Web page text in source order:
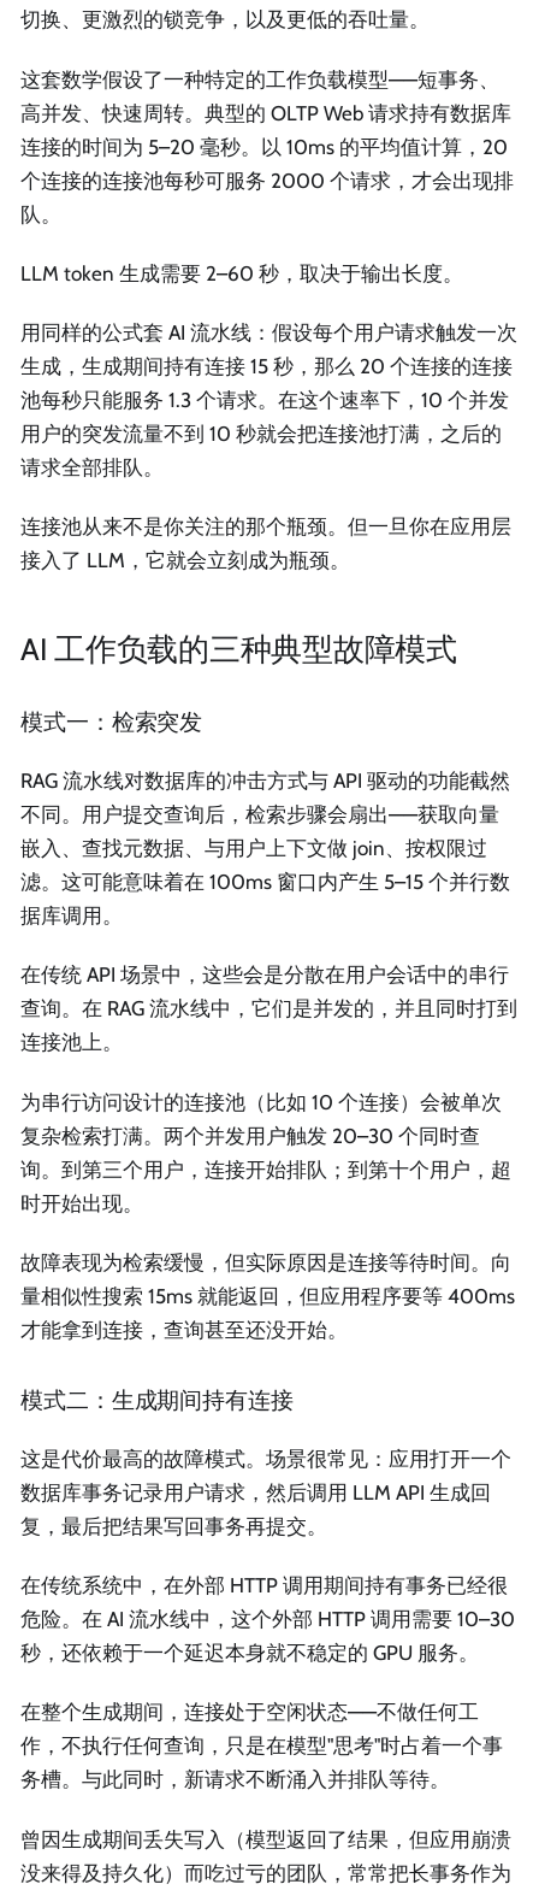
切换、更激烈的锁竞争，以及更低的吞吐量。
这套数学假设了一种特定的工作负载模型——短事务、
高并发、快速周转。典型的 OLTP Web 请求持有数据库
连接的时间为 5–20 毫秒。以 10ms 的平均值计算，20
个连接的连接池每秒可服务 2000 个请求，才会出现排
队。
LLM token 生成需要 2–60 秒，取决于输出长度。
用同样的公式套 AI 流水线：假设每个用户请求触发一次
生成，生成期间持有连接 15 秒，那么 20 个连接的连接
池每秒只能服务 1.3 个请求。在这个速率下，10 个并发
用户的突发流量不到 10 秒就会把连接池打满，之后的
请求全部排队。
连接池从来不是你关注的那个瓶颈。但一旦你在应用层
接入了 LLM，它就会立刻成为瓶颈。
AI 工作负载的三种典型故障模式
模式一：检索突发
RAG 流水线对数据库的冲击方式与 API 驱动的功能截然
不同。用户提交查询后，检索步骤会扇出——获取向量
嵌入、查找元数据、与用户上下文做 join、按权限过
滤。这可能意味着在 100ms 窗口内产生 5–15 个并行数
据库调用。
在传统 API 场景中，这些会是分散在用户会话中的串行
查询。在 RAG 流水线中，它们是并发的，并且同时打到
连接池上。
为串行访问设计的连接池（比如 10 个连接）会被单次
复杂检索打满。两个并发用户触发 20–30 个同时查
询。到第三个用户，连接开始排队；到第十个用户，超
时开始出现。
故障表现为检索缓慢，但实际原因是连接等待时间。向
量相似性搜索 15ms 就能返回，但应用程序要等 400ms
才能拿到连接，查询甚至还没开始。
模式二：生成期间持有连接
这是代价最高的故障模式。场景很常见：应用打开一个
数据库事务记录用户请求，然后调用 LLM API 生成回
复，最后把结果写回事务再提交。
在传统系统中，在外部 HTTP 调用期间持有事务已经很
危险。在 AI 流水线中，这个外部 HTTP 调用需要 10–30
秒，还依赖于一个延迟本身就不稳定的 GPU 服务。
在整个生成期间，连接处于空闲状态——不做任何工
作，不执行任何查询，只是在模型"思考"时占着一个事
务槽。与此同时，新请求不断涌入并排队等待。
曾因生成期间丢失写入（模型返回了结果，但应用崩溃
没来得及持久化）而吃过亏的团队，常常把长事务作为